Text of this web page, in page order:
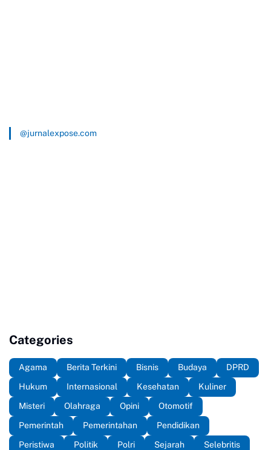
@jurnalexpose.com
Categories
Agama Berita Terkini Bisnis Budaya
DPRD
Hukum
Internasional Kesehatan
Kuliner
Misteri
Olahraga Opini
Otomotif
Pemerintah
Pemerintahan
Pendidikan
Peristiwa
Politik Polri Sejarah
Selebritis